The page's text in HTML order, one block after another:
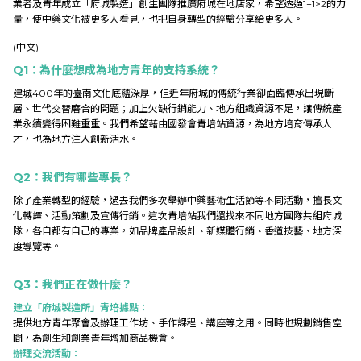
Research
Link
業者及青年成立「府城製造」創生團隊推廣府城在地店家，希望透過1+1>2的力
量，使中藥文化被更多人看見，也把自身轉型的經驗分享給更多人。
(中文)
Q1 ：為什麼想成為地方青年的支持系統？
建城400年的臺南文化底蘊深厚，但近年府城的傳統行業卻面臨傳承出現斷
層、世代交替磨合的問題；加上欠缺行銷能力、地方組織資源不足，讓傳統產
業永續變得困難重重。我們希望藉由國發會青培站資源，為地方培育傳承人
才，也為地方注入創新活水。
Q2 ：我們有哪些專長？
除了產業轉型的經驗，過去我們多次舉辦中藥藝術生活節等不同活動，擅長文
化轉譯、活動策劃及宣傳行銷。這次青培站我們還找來不同地方團隊共組府城
隊，各自都有自己的專業，如品牌產品設計、新媒體行銷、香道技藝、地方深
度導覽等。
Q3 ：我們正在做什麼？
建立「府城製造所」青培據點：
提供地方青年聚會及辦理工作坊、手作課程、講座等之用。同時也規劃銷售空
間，為創生和創業青年增加商品機會。
辦理交流活動：